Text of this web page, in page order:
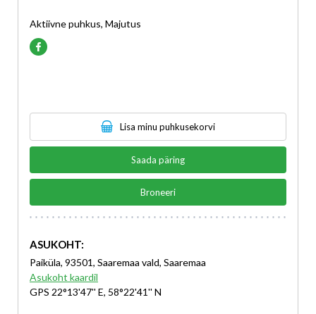
Aktiivne puhkus, Majutus
Lisa minu puhkusekorvi
Saada päring
Broneeri
ASUKOHT:
Paiküla, 93501, Saaremaa vald, Saaremaa
Asukoht kaardil
GPS 22°13'47'' E, 58°22'41'' N